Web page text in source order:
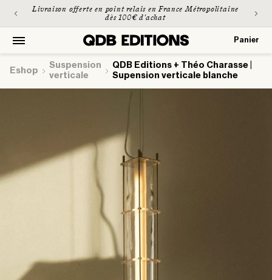
passer
contenu
Livraison offerte en point relais en France Métropolitaine
dès 100€ d'achat
Panier
Panier
Eshop
suspension
verticale
QDB Editions + Théo Charasse |
Supension verticale blanche